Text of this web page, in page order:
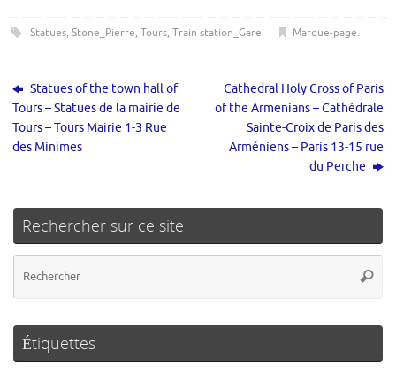
Statues, Stone_Pierre, Tours, Train station_Gare. Marque-page.
Statues of the town hall of
Tours – Statues de la mairie de
Tours – Tours Mairie 1-3 Rue
des Minimes
Cathedral Holy Cross of Paris
of the Armenians – Cathédrale
Sainte-Croix de Paris des
Arméniens – Paris 13-15 rue
du Perche
Rechercher sur ce site
Étiquettes